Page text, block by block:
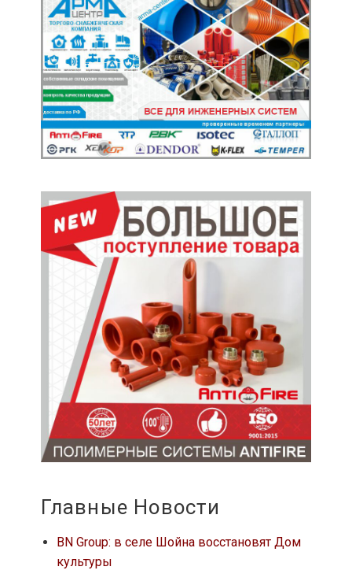
Главные Новости
BN Group: в селе Шойна восстановят Дом
культуры